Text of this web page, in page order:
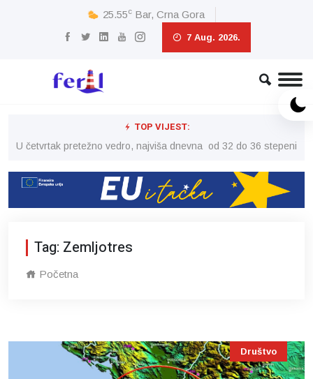
25.55c Bar, Crna Gora
7 Aug. 2026.
TOP VIJEST:
U četvrtak pretežno vedro, najviša dnevna od 32 do 36 stepeni
Tag: Zemljotres
Početna
Društvo